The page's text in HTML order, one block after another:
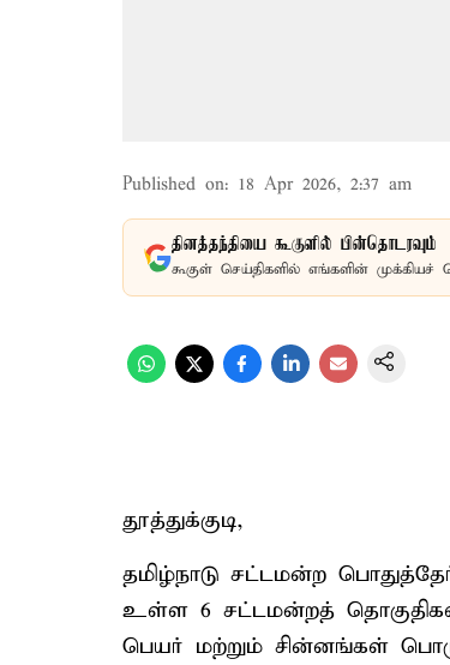
Published on: 18 Apr 2026, 2:37 am
தினத்தந்தியை கூகுளில் பின்தொடரவும்
கூகுள் செய்திகளில் எங்களின்
தூத்துக்குடி,
தமிழ்நாடு சட்டமன்ற
உள்ள 6 சட்டமன்றத்
பெயர் மற்றும் சின்னங்கள்